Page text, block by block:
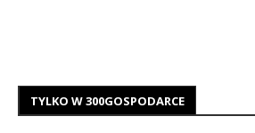
TYLKO W 300GOSPODARCE